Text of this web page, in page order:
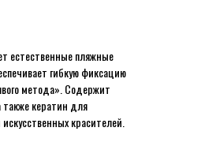
естественные пляжные
гибкую фиксацию
метода». Содержит
кератин для
красителей.